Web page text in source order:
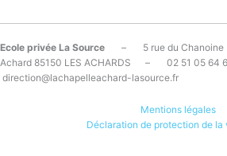
Ecole privée La Source – 5 rue du
Achard 85150 LES ACHARDS – 02 51 05
direction@lachapelleachard-lasource.fr
Mentions légales
Déclaration de protection de la